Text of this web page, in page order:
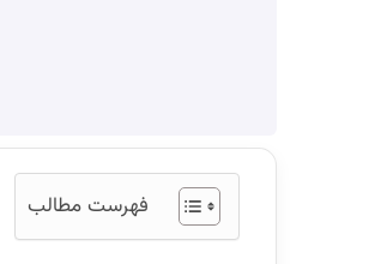
فهرست مطالب